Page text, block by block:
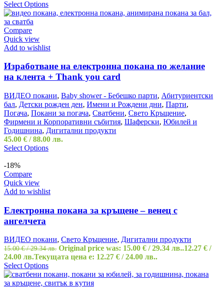
Select Options
Compare
Quick view
Add to wishlist
Изработване на електронна покана по желание
на клента + Thank you card
ВИДЕО покани, Baby shower - Бебешко парти, Абитуриентски
бал, Детски рожден ден, Имени и Рождени дни, Парти,
Погача, Покани за погача, Сватбени, Свето Кръщение,
Фирмени и Корпоративни събития, Шаферски, Юбилей и
Годишнина, Дигитални продукти
45.00 € / 88.00 лв.
Select Options
-18%
Compare
Quick view
Add to wishlist
Електронна покана за кръщене – венец с
ангелчета
ВИДЕО покани, Свето Кръщение, Дигитални продукти
15.00€ / 29.34 лв. Original price was: 15.00 € / 29.34 лв..12.27 € /
24.00 лв.Текущата цена е: 12.27 € / 24.00 лв..
Select Options